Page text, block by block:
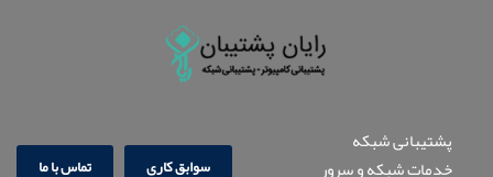
پشتیبانی شبکه
خدمات شبکه و سرور
سوابق کاری تماس با ما